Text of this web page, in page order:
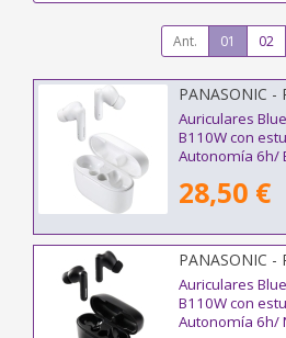
Ant. 01 02
PANASONIC -
Auriculares
B110W con
Autonomía 6h/
28,50 €
PANASONIC -
Auriculares
B110W con
Autonomía 6h/